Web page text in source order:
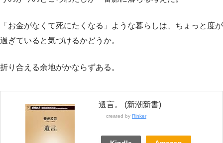
「お金がなくて死にたくなる」ような暮らしは、ちょっと度が
過ぎていると気づけるかどうか。
折り合える余地がかならずある。
遺言。 (新潮新書)
created by Rinker